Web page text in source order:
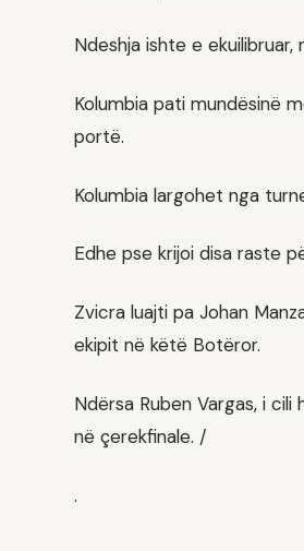
Ndeshja ishte e
Kolumbia pati mundësinë
portë.
Kolumbia largohet nga
Edhe pse krijoi disa raste
Zvicra luajti pa Johan
ekipit në këtë Botëror.
Ndërsa Ruben Vargas, i
në çerekfinale. /
.